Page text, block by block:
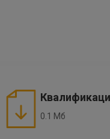
0.1 Мб